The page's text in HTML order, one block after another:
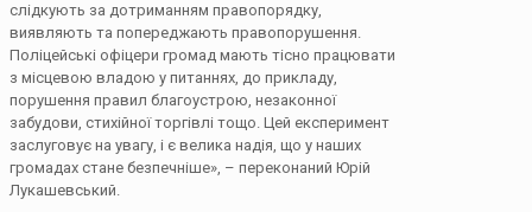
слідкують за дотриманням правопорядку,
виявляють та попереджають правопорушення.
Поліцейські офіцери громад мають тісно працювати
з місцевою владою у питаннях, до прикладу,
порушення правил благоустрою, незаконної
забудови, стихійної торгівлі тощо. Цей експеримент
заслуговує на увагу, і є велика надія, що у наших
громадах стане безпечніше», – переконаний Юрій
Лукашевський.